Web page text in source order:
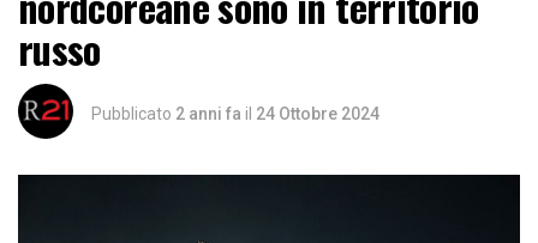
russo
Pubblicato 2 anni fa il 24 Ottobre 2024